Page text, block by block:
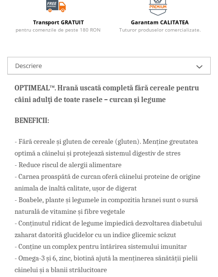
Transport GRATUIT
pentru comenzile de peste 180 RON
Garantam CALITATEA
Tuturor produselor comercializate.
Descriere
OPTIMEAL™. Hrană uscată completă fără cereale pentru
câini adulţi de toate rasele – curcanşi legume
BENEFICII:
- Fără cereale și gluten de cereale (gluten). Menține greutatea
optimă a câinelui și protejează sistemul digestiv de stres
- Reduce riscul de alergii alimentare
- Carnea proaspătă de curcan oferă câinelui proteine de origine ​​
animala de înaltă calitate, ușor de digerat
- Boabele, plante și legumele in compozitia hranei sunt o sursă
naturală de vitamine și fibre vegetale
- Conținutul ridicat de legume împiedică dezvoltarea diabetului
zaharat datorită glucidelor cu un indice glicemic scăzut
- Conține un complex pentru întărirea sistemului imunitar
- Omega-3 și 6, zinc, biotină ajută la menținerea sănătății pielii
câinelui și a blanii strălucitoare